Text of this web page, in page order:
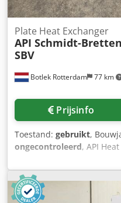
Botlek Rotterdam 77 km
Plate Heat Exchanger
API Schmidt-Bretten
SBV
Prijsinfo
Toestand: gebruikt,
ongecontroleerd, API
heat exchanger in good
Ac Ueck Specifications:
GmbH & Co. KG Brand:
M37 SBV Year of